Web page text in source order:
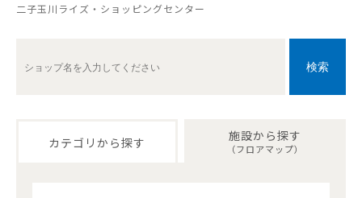
二子玉川ライズ・ショッピングセンター
カテゴリから探す 施設から探す
（フロアマップ）